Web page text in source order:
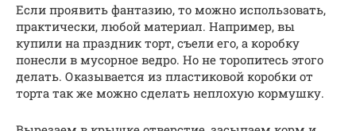
Если проявить фантазию, то можно использовать,
практически, любой материал. Например, вы
купили на праздник торт, съели его, а коробку
понесли в мусорное ведро. Но не торопитесь этого
делать. Оказывается из пластиковой коробки от
торта так же можно сделать неплохую кормушку.